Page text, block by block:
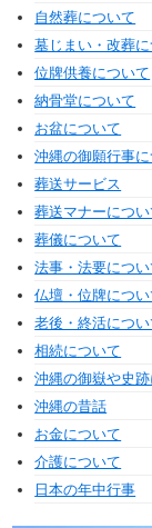
自然葬について
墓じまい・改葬
位牌供養について
納骨堂について
お盆について
沖縄の御願行事
葬送サービス
葬送マナーについ
葬儀について
法事・法要につい
仏壇・位牌につい
老後・終活につい
相続について
沖縄の御嶽や史
沖縄の昔話
お金について
介護について
日本の年中行事